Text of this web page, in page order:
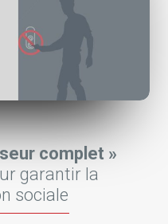
complet »
garantir la
sociale